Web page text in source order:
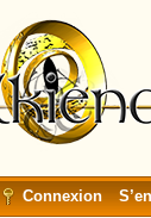
Connexion